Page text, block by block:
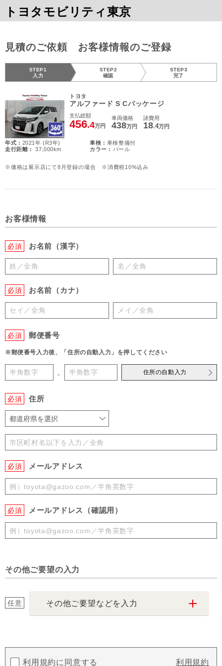
トヨタモビリティ東京
見積のご依頼 お客様情報のご登録
STEP1
入力
STEP2
確認
STEP3
完了
トヨタ
アルファード S Cパッケージ
支払総額
456.4万円
車両価格
438万円
諸費用
18.4万円
年式 : 2021年 (R3年) 車検 : 車検整備付
走行距離 :
37,000km カラー : パール
※価格は展示店にて8月登録の場合 ※消費税10%込み
お客様情報
必須 お名前（漢字）
必須 お名前（カナ）
必須 郵便番号
※郵便番号入力後、「住所の自動入力」を押してください
- 住所の自動入力
必須 住所
都道府県を選択
必須 メールアドレス
必須 メールアドレス（確認用）
その他ご要望の入力
任意 その他ご要望などを入力
利用規約に同意する 利用規約